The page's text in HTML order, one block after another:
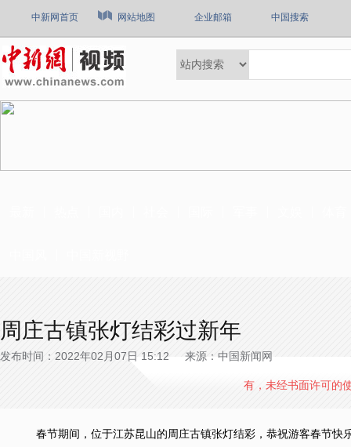
中新网首页 网站地图 企业邮箱 中国搜索
周庄古镇张灯结彩过新年
发布时间：2022年02月07日 15:12 来源：中国新闻网
有，未经书面许可的
春节期间，位于江苏昆山的周庄古镇张灯结彩，恭祝游客春节快